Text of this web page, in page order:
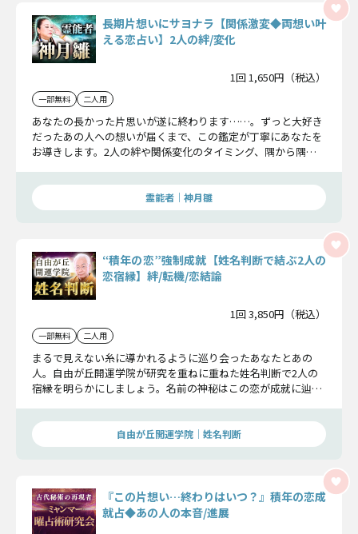
長期片想いにサヨナラ【関係激変◆両想い叶
える恋占い】2人の絆/変化
1回 1,650円（税込）
一部無料 二人用
あなたの長かった片思いが遂に終わります……。ずっと大好き
だったあの人への想いが届くまで、この鑑定が丁寧にあなたを
お導きします。2人の絆や関係変化のタイミング、隅から隅ま
霊能者｜神月雛
“積年の恋”強制成就【姓名判断で結ぶ2人の
恋宿縁】絆/転機/恋結論
1回 3,850円（税込）
一部無料 二人用
まるで見えない糸に導かれるように巡り会ったあなたとあの
人。自由が丘開運学院が研究を重ねに重ねた姓名判断で2人の
宿縁を明らかにしましょう。名前の神秘はこの恋が成就に辿り
ます。
自由が丘開運学院│姓名判断
『この片想い…終わりはいつ？』積年の恋成
就占◆あの人の本音/進展